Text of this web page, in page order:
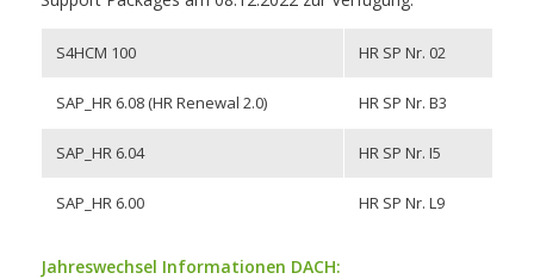
S4HCM 100 HR SP Nr. 02
SAP_HR 6.08 (HR Renewal 2.0) HR SP Nr. B3
SAP_HR 6.04 HR SP Nr. I5
SAP_HR 6.00 HR SP Nr. L9
Jahreswechsel Informationen DACH: